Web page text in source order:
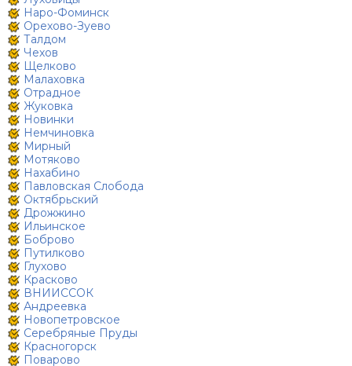
Наро-Фоминск
Орехово-Зуево
Талдом
Чехов
Щелково
Малаховка
Отрадное
Жуковка
Новинки
Немчиновка
Мирный
Мотяково
Нахабино
Павловская Слобода
Октябрьский
Дрожжино
Ильинское
Боброво
Путилково
Глухово
Красково
ВНИИССОК
Андреевка
Новопетровское
Серебряные Пруды
Красногорск
Поварово